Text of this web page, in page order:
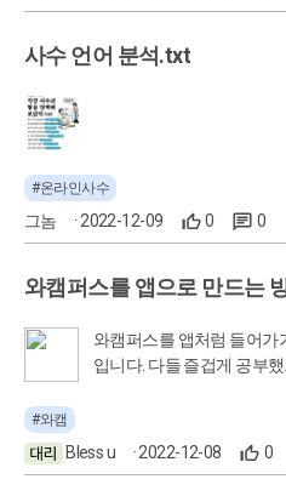
사수 언어 분석.txt
그놈 · 2022-12-09 0 0
#온라인사수
와캠퍼스를 앱으로 만드는
와캠퍼스를 앱처럼 들어가
Bless u · 2022-12-08 0
#와캠